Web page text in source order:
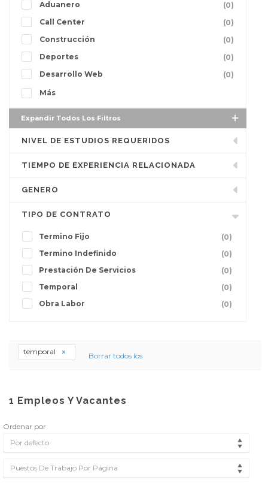
Aduanero
(0)
Call Center
(0)
Construcción
(0)
Deportes
(0)
Desarrollo Web
(0)
Más
Expandir Todos Los Filtros
NIVEL DE ESTUDIOS REQUERIDOS
TIEMPO DE EXPERIENCIA RELACIONADA
GENERO
TIPO DE CONTRATO
Termino Fijo
(0)
Termino Indefinido
(0)
Prestación De Servicios
(0)
Temporal
(0)
Obra Labor
(0)
temporal Borrar todos los
1 Empleos Y Vacantes
Ordenar por
Por defecto
Puestos De Trabajo Por Página